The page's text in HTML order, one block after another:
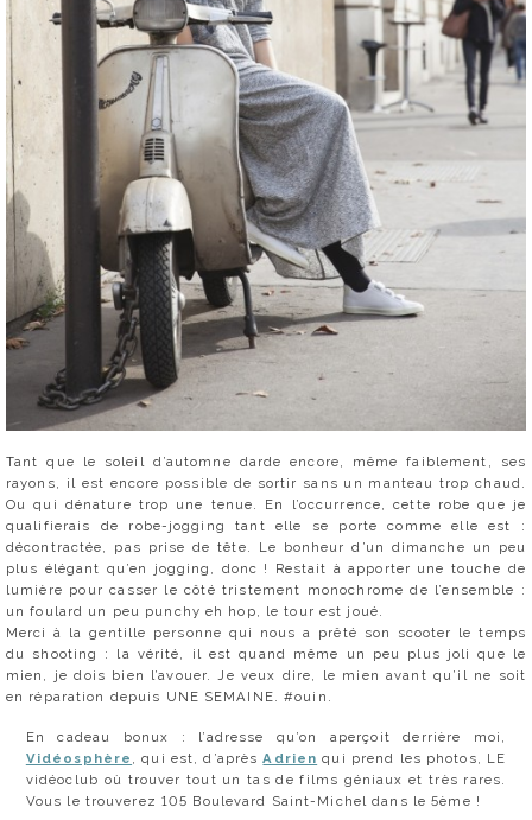
Tant que le soleil d’automne darde encore, même faiblement, ses
rayons, il est encore possible de sortir sans un manteau trop chaud.
Ou qui dénature trop une tenue. En l’occurrence, cette robe que je
qualifierais de robe-jogging tant elle se porte comme elle est :
décontractée, pas prise de tête. Le bonheur d’un dimanche un peu
plus élégant qu’en jogging, donc ! Restait à apporter une touche de
lumière pour casser le côté tristement monochrome de l’ensemble :
un foulard un peu punchy eh hop, le tour est joué.
Merci à la gentille personne qui nous a prêté son scooter le temps
du shooting : la vérité, il est quand même un peu plus joli que le
mien, je dois bien l’avouer. Je veux dire, le mien avant qu’il ne soit
en réparation depuis UNE SEMAINE. #ouin.
En cadeau bonux : l’adresse qu’on aperçoit derrière moi,
Vidéosphère , qui est, d’aprèsAdrien qui prend les photos, LE
vidéoclub où trouver tout un tas de films géniaux et très rares.
Vous le trouverez 105 Boulevard Saint-Michel dans le 5ème !